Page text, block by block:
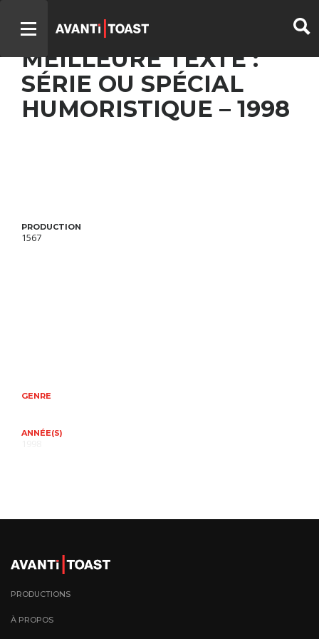
UN GARS, UNE FILLE –
MEILLEURE TEXTE :
SÉRIE OU SPÉCIAL
HUMORISTIQUE – 1998
PRODUCTION
1567
GENRE
ANNÉE(S)
PRODUCTIONS
À PROPOS